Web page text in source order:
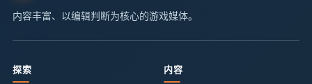
内容丰富、以编辑判断为核心的游戏媒体。
探索 内容